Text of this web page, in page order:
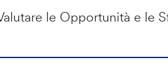
le Opportunità e le